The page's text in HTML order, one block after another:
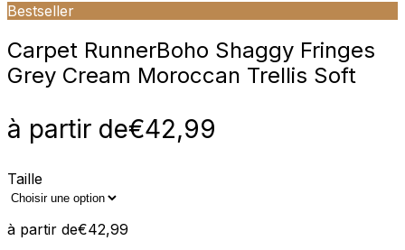
Bestseller
Carpet RunnerBoho Shaggy Fringes
Grey Cream Moroccan Trellis Soft
à partir de€42,99
Taille
à partir de€42,99